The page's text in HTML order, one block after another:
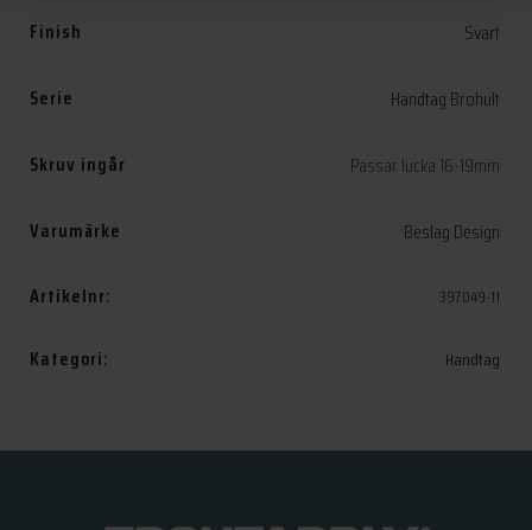
Finish Svart
Serie Handtag Brohult
Skruv ingår Passar lucka 16-19mm
Varumärke Beslag Design
Artikelnr: 397049-11
Kategori: Handtag